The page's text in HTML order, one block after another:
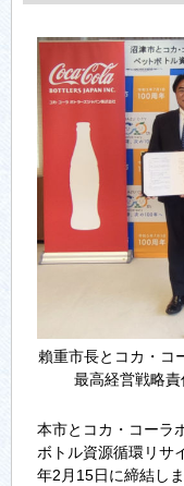
賴重市長とコカ・コ
最高経営戦略
本市とコカ・コーラ
ボトル資源循環リサ
年2月15日に締結しま